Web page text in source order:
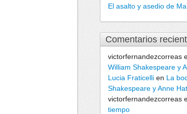
El asalto y asedio de
Comentarios
victorfernandezcorreas
William Shakespeare y
Lucia Fraticelli en La
Shakespeare y Anne
victorfernandezcorreas
tiempo